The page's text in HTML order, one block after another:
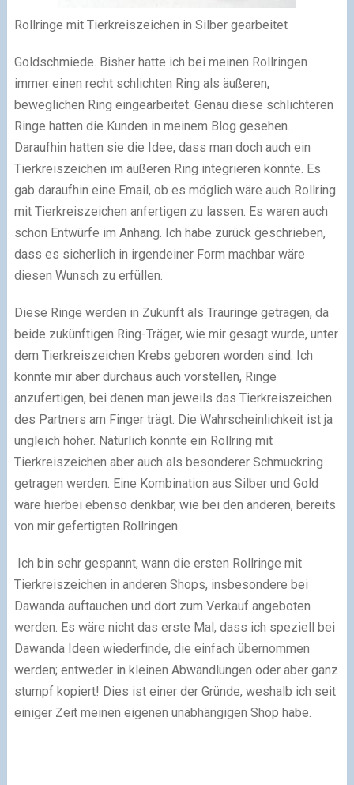
Rollringe mit Tierkreiszeichen in Silber gearbeitet
Goldschmiede. Bisher hatte ich bei meinen Rollringen
immer einen recht schlichten Ring als äußeren,
beweglichen Ring eingearbeitet. Genau diese schlichteren
Ringe hatten die Kunden in meinem Blog gesehen.
Daraufhin hatten sie die Idee, dass man doch auch ein
Tierkreiszeichen im äußeren Ring integrieren könnte. Es
gab daraufhin eine Email, ob es möglich wäre auch Rollring
mit Tierkreiszeichen anfertigen zu lassen. Es waren auch
schon Entwürfe im Anhang. Ich habe zurück geschrieben,
dass es sicherlich in irgendeiner Form machbar wäre
diesen Wunsch zu erfüllen.
Diese Ringe werden in Zukunft als Trauringe getragen, da
beide zukünftigen Ring-Träger, wie mir gesagt wurde, unter
dem Tierkreiszeichen Krebs geboren worden sind. Ich
könnte mir aber durchaus auch vorstellen, Ringe
anzufertigen, bei denen man jeweils das Tierkreiszeichen
des Partners am Finger trägt. Die Wahrscheinlichkeit ist ja
ungleich höher. Natürlich könnte ein Rollring mit
Tierkreiszeichen aber auch als besonderer Schmuckring
getragen werden. Eine Kombination aus Silber und Gold
wäre hierbei ebenso denkbar, wie bei den anderen, bereits
von mir gefertigten Rollringen.
Ich bin sehr gespannt, wann die ersten Rollringe mit
Tierkreiszeichen in anderen Shops, insbesondere bei
Dawanda auftauchen und dort zum Verkauf angeboten
werden. Es wäre nicht das erste Mal, dass ich speziell bei
Dawanda Ideen wiederfinde, die einfach übernommen
werden; entweder in kleinen Abwandlungen oder aber ganz
stumpf kopiert! Dies ist einer der Gründe, weshalb ich seit
einiger Zeit meinen eigenen unabhängigen Shop habe.